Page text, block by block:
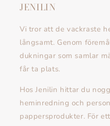
JENILIN
Vi tror att de vackraste
långsamt. Genom
dukningar som samlar
får ta plats.
Hos Jenilin hittar du
heminredning och
pappersprodukter. För